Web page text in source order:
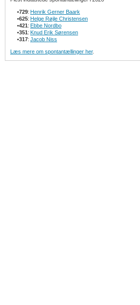
•729: Henrik Gerner Baark
•625: Helge Røjle Christensen
•421: Ebbe Nordbo
•351: Knud Erik Sørensen
•317: Jacob Niss
Læs mere om spontantællinger her.